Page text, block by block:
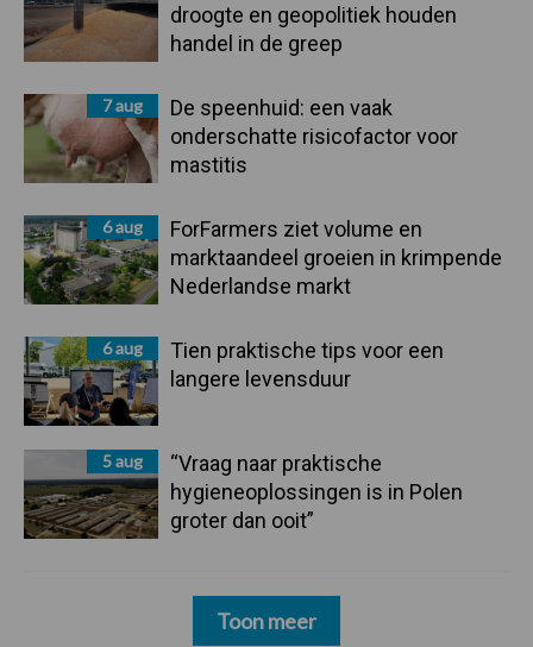
droogte en geopolitiek houden
handel in de greep
7 aug
De speenhuid: een vaak
onderschatte risicofactor voor
mastitis
6 aug
ForFarmers ziet volume en
marktaandeel groeien in krimpende
Nederlandse markt
6 aug
Tien praktische tips voor een
langere levensduur
5 aug
“Vraag naar praktische
hygieneoplossingen is in Polen
groter dan ooit”
Toon meer